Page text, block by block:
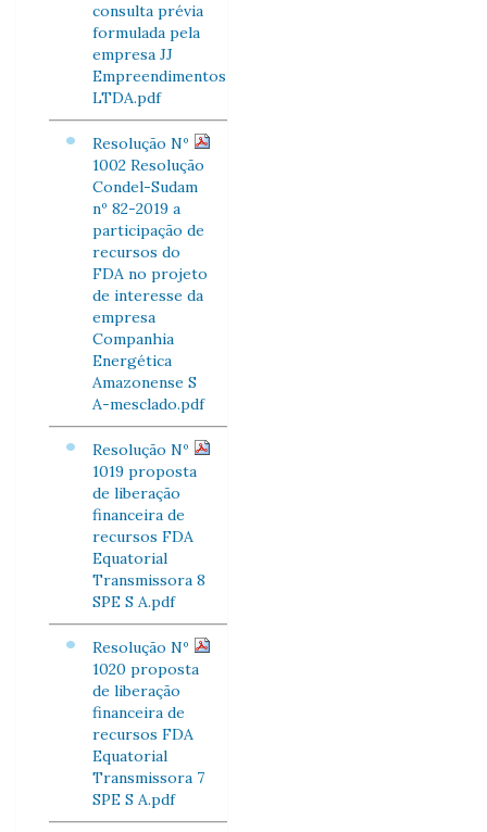
consulta prévia
formulada pela
empresa JJ
Empreendimentos
LTDA.pdf
Resolução Nº
1002 Resolução
Condel-Sudam
nº 82-2019 a
participação de
recursos do
FDA no projeto
de interesse da
empresa
Companhia
Energética
Amazonense S
A-mesclado.pdf
Resolução Nº
1019 proposta
de liberação
financeira de
recursos FDA
Equatorial
Transmissora 8
SPE S A.pdf
Resolução Nº
1020 proposta
de liberação
financeira de
recursos FDA
Equatorial
Transmissora 7
SPE S A.pdf